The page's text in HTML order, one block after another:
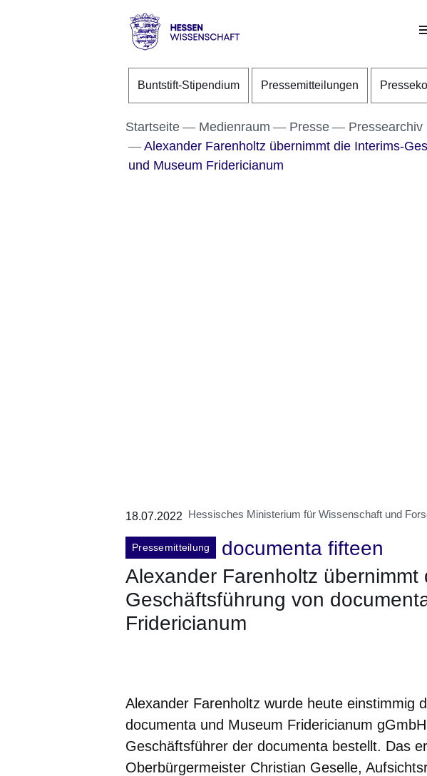
Direkt zum Kopf der Seite
Direkt zum Inhalt
Direkt zum Fuß der Seite
Wissenschaft
Buntstift-Stipendium Pressemitteilungen
Startseite Medienraum Presse
Pressearchiv
Alexander Farenholtz übernimmt die Interims-
und Museum Fridericianum
18.07.2022 Hessisches Ministerium für Wissenschaft und
Pressemitteilung
documenta fifteen
Alexander Farenholtz übernimmt
Geschäftsführung von
Fridericianum
Alexander Farenholtz wurde heute einstimmig
documenta und Museum Fridericianum
Geschäftsführer der documenta bestellt. Das
Oberbürgermeister Christian Geselle,